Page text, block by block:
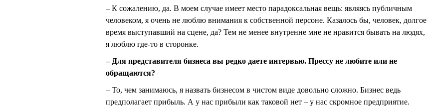
– К сожалению, да. В моем случае имеет место парадоксальная вещь: являясь публичным
человеком, я очень не люблю внимания к собственной персоне. Казалось бы, человек, долгое
время выступавший на сцене, да? Тем не менее внутренне мне не нравится бывать на людях,
я люблю где-то в сторонке.
– Для представителя бизнеса вы редко даете интервью. Прессу не любите или не
обращаются?
– То, чем занимаюсь, я назвать бизнесом в чистом виде довольно сложно. Бизнес ведь
предполагает прибыль. А у нас прибыли как таковой нет – у нас скромное предприятие.